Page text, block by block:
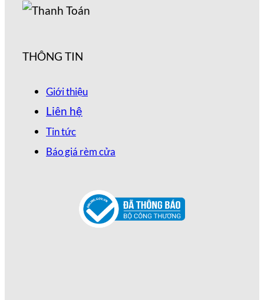
THÔNG TIN
Giới thiệu
Liên hệ
Tin tức
Báo giá rèm cửa